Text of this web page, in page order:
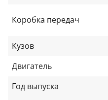
Коробка передач
Кузов
Двигатель
Год выпуска